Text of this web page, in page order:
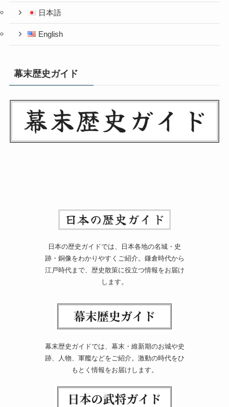
日本語
English
幕末歴史ガイド
日本の歴史ガイドでは、日本各地の名城・史
跡・銅像をわかりやすくご紹介。鎌倉時代から
江戸時代まで、歴史散策に役立つ情報をお届け
します。
幕末歴史ガイドでは、幕末・維新期のお城や史
跡、人物、軍艦などをご紹介。激動の時代をひ
もとく情報をお届けします。